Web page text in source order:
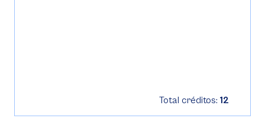
Total créditos: 12